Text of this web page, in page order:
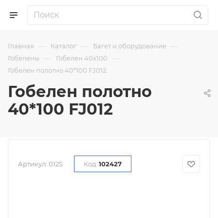
Главная — Каталог — Багет и оборудование —
Гобелены — Гобелен 40х100 —
Гобелен полотно 40*100 FJ012
Гобелен полотно
40*100 FJ012
Артикул: 012S Код: 102427